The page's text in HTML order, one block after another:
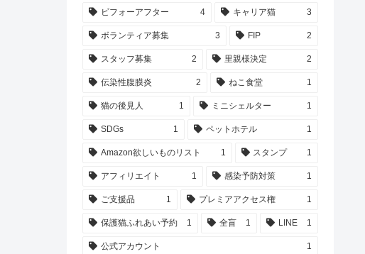
ビフォーアフター 4 キャリア猫 3
ボランティア募集 3 FIP 2
スタッフ募集 2 里親様決定 2
伝染性腹膜炎 2 ねこ食堂 1
猫の後見人 1 ミニシェルター 1
SDGs 1 ペットホテル 1
Amazon欲しいものリスト 1 スタンプ 1
アフィリエイト 1 感染予防対策 1
ご支援品 1 プレミアアクセス権 1
保護猫ふれあい予約 1 全盲 1 LINE 1
公式アカウント 1